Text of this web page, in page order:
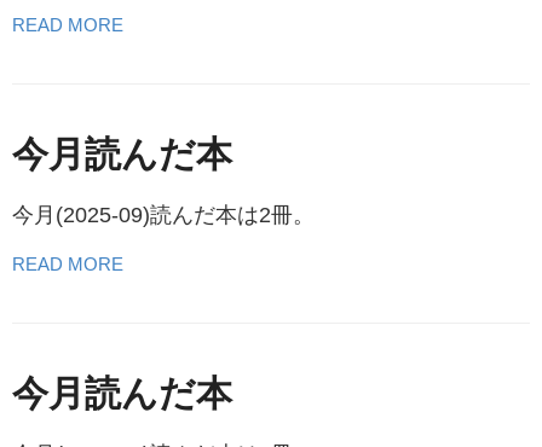
READ MORE
今月読んだ本
今月(2025-09)読んだ本は2冊。
READ MORE
今月読んだ本